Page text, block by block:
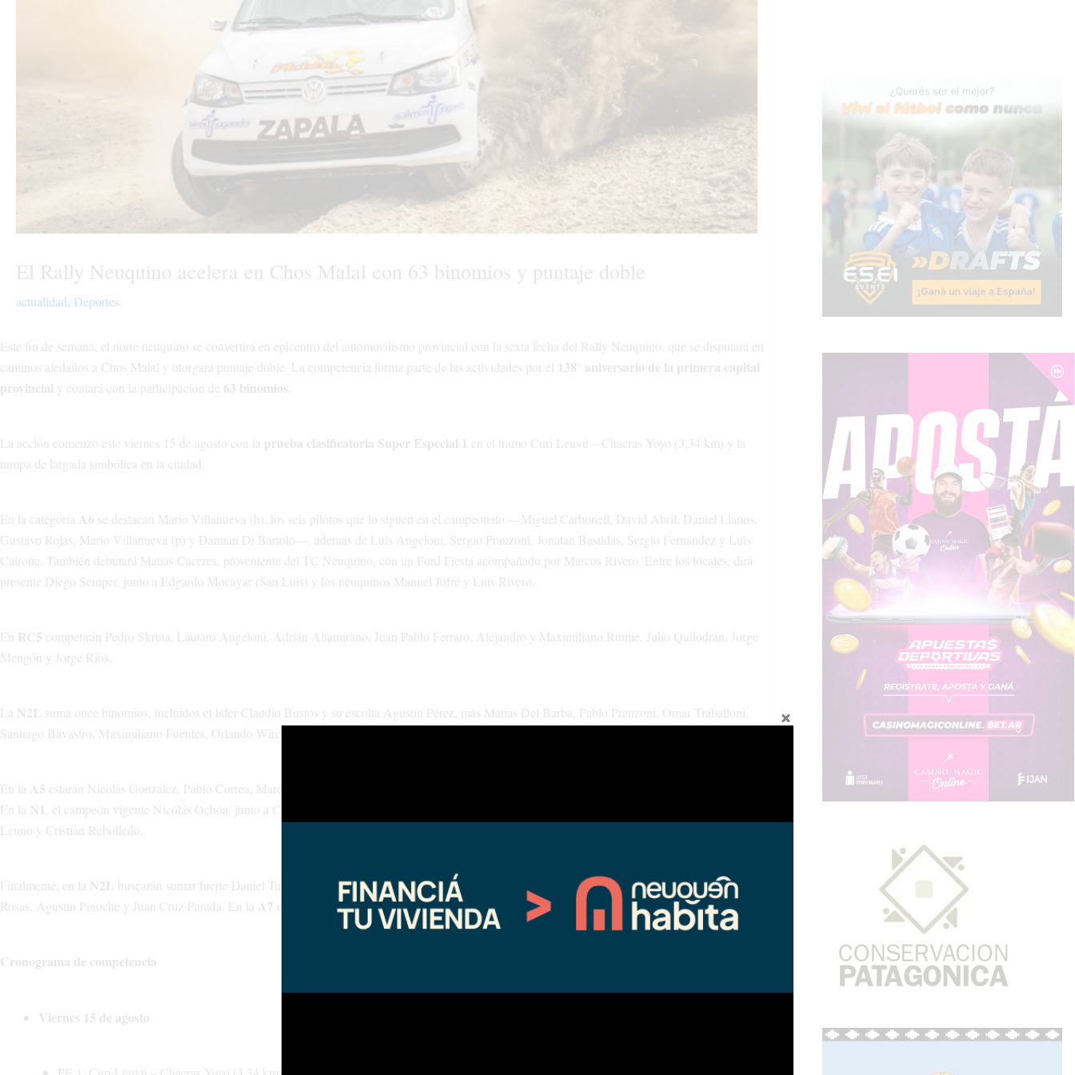
El Rally Neuquino acelera en Chos Malal con 63 binomios y puntaje doble
actualidad, Deportes
Este fin de semana, el norte neuquino se convertirá en epicentro del automovilismo provincial con la sexta fecha del Rally Neuquino, que se disputará en
caminos aledaños a Chos Malal y otorgará puntaje doble. La competencia forma parte de las actividades por el 138° aniversario de la primera capital
provincial y contará con la participación de 63 binomios
La acción comenzó este viernes 15 de agosto con la prueba clasificatoria Super Especial 1 en el tramo Curí Leuvú – Chacras Yoyo (3,34 km) y la
rampa de largada simbólica en la ciudad.
En la categoría A6 se destacan Mario Villanueva (h), los seis pilotos que lo siguen en el campeonato —Miguel Carbonell, David Abril, Daniel Llanos,
Gustavo Rojas, Mario Villanueva (p) y Damián Di Bartolo—, además de Luis Angeloni, Sergio Pranzoni, Jonatan Bastidas, Sergio Fernández y Luis
Cairone. También debutará Matías Cáceres, proveniente del TC Neuquino, con un Ford Fiesta acompañado por Marcos Rivero. Entre los locales, dirá
presente Diego Semper, junto a Edgardo Mocayar (San Luis) y los neuquinos Manuel Jofré y Luis Rivero.
En RC5 competirán Pedro Skruta, Lautaro Angeloni, Adrián Altamirano, Juan Pablo Ferraro, Alejandro y Maximiliano Rumie, Julio Quilodrán, Jorge
Mengón y Jorge Ríos.
La N2L suma once binomios, incluidos el líder Claudio Bustos y su escolta Agustín Pérez, más Matías Del Barba, Pablo Pranzoni, Omar Traballoni,
Santiago Bavastro, Maximiliano Fuentes, Orlando Wircaleo, Hugo Cañicura, Gabriel Bernales y Facundo Galvagni.
En la A5 estarán Nicolás González, Pablo Correa, Marcos Rosas, Daniel Arias, Máximo Angeloni, Juan Carlos Rosas, Raúl Palacios y Ernesto López.
En la N1, el campeón vigente Nicolás Ochoa, junto a Claudio Cribán —actual puntero—, Luciano Zurita, Matías Nimo y Lucas Matto. En la
Leuno y Cristian Rebolledo.
Finalmente, en la N2L buscarán sumar fuerte Daniel Turletti, Mauro Rojas, Miguel Huenulao, Pablo Lattanzio, Aldo Contreras, Oscar Sepúlveda, Martín
Rosas, Agustín Pinoche y Juan Cruz Parada. En la A7 estarán Jeremías Tieri, Leandro Paulovich, Daniel Franco, Manuel Castro y Walter García.
Cronograma de competencia
Viernes 15 de agosto